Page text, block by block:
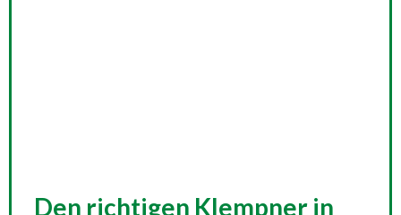
Den richtigen Klempner in